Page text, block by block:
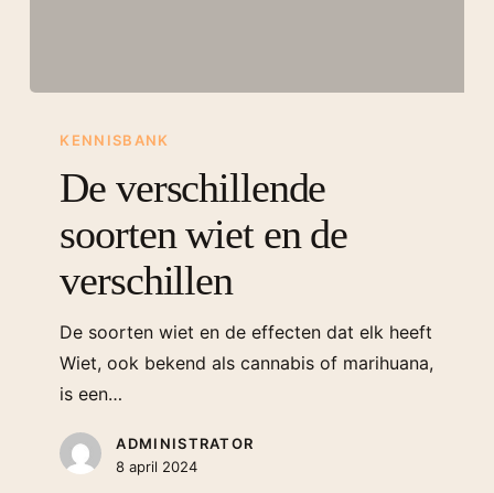
KENNISBANK
De verschillende
soorten wiet en de
verschillen
De soorten wiet en de effecten dat elk heeft
Wiet, ook bekend als cannabis of marihuana,
is een…
ADMINISTRATOR
8 april 2024